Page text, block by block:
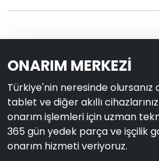
ONARIM MERKEZİ
Türkiye'nin neresinde
tablet ve diğer akıllı
onarım işlemleri için uzman
365 gün yedek parça ve işçilik
onarım hizmeti veriyoruz.